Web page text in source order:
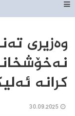
وەزیری
کرانە